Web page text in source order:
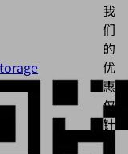
我
们
的
优
惠
仅
针
对